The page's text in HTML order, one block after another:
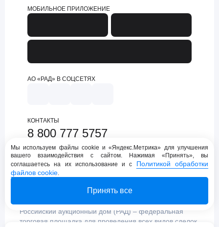
МОБИЛЬНОЕ ПРИЛОЖЕНИЕ
АО «РАД» В СОЦСЕТЯХ
КОНТАКТЫ
8 800 777 5757
support@lot-online.ru
Техническая поддержка
Российский аукционный дом (РАД) – федеральная
торговая площадка для проведения всех видов сделок
Мы используем файлы cookie и «Яндекс.Метрика» для улучшения
вашего взаимодействия с сайтом. Нажимая «Принять», вы
соглашаетесь на их использование и с Политикой обработки
файлов cookie.
Принять все